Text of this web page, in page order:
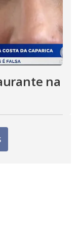
na